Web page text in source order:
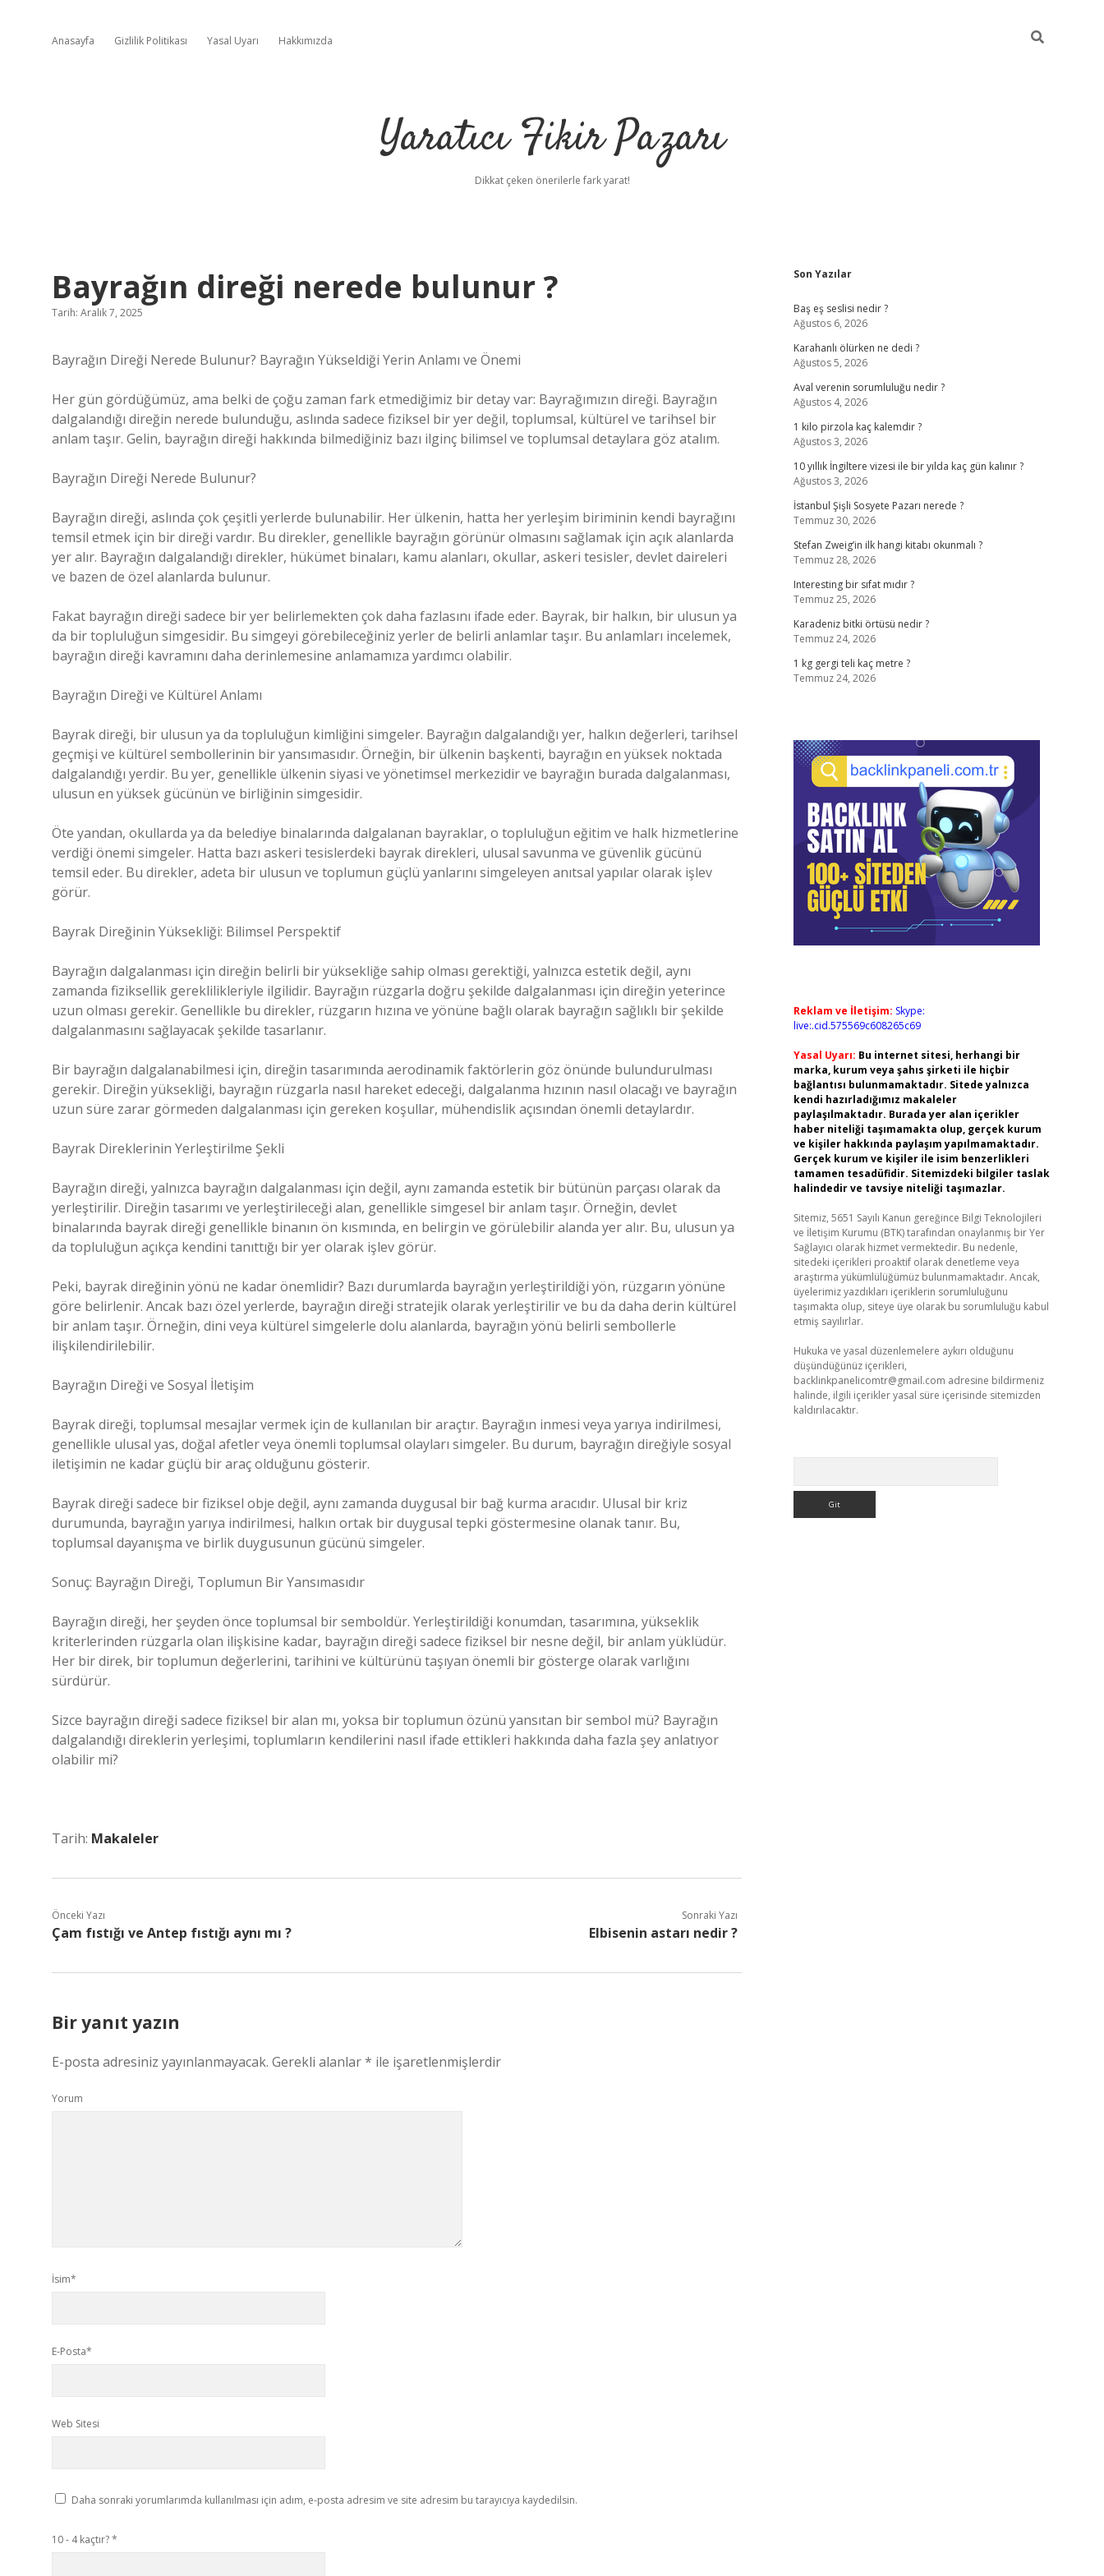
Anasayfa Gizlilik Politikası Yasal Uyarı Hakkımızda
Yaratıcı Fikir Pazarı
Dikkat çeken önerilerle fark yarat!
Bayrağın direği nerede bulunur ?
Tarih: Aralık 7, 2025
Bayrağın Direği Nerede Bulunur? Bayrağın Yükseldiği Yerin Anlamı ve Önemi
Her gün gördüğümüz, ama belki de çoğu zaman fark etmediğimiz bir detay var: Bayrağımızın direği. Bayrağın
dalgalandığı direğin nerede bulunduğu, aslında sadece fiziksel bir yer değil, toplumsal, kültürel ve tarihsel bir
anlam taşır. Gelin, bayrağın direği hakkında bilmediğiniz bazı ilginç bilimsel ve toplumsal detaylara göz atalım.
Bayrağın Direği Nerede Bulunur?
Bayrağın direği, aslında çok çeşitli yerlerde bulunabilir. Her ülkenin, hatta her yerleşim biriminin kendi bayrağını
temsil etmek için bir direği vardır. Bu direkler, genellikle bayrağın görünür olmasını sağlamak için açık alanlarda
yer alır. Bayrağın dalgalandığı direkler, hükümet binaları, kamu alanları, okullar, askeri tesisler, devlet daireleri
ve bazen de özel alanlarda bulunur.
Fakat bayrağın direği sadece bir yer belirlemekten çok daha fazlasını ifade eder. Bayrak, bir halkın, bir ulusun ya
da bir topluluğun simgesidir. Bu simgeyi görebileceğiniz yerler de belirli anlamlar taşır. Bu anlamları incelemek,
bayrağın direği kavramını daha derinlemesine anlamamıza yardımcı olabilir.
Bayrağın Direği ve Kültürel Anlamı
Bayrak direği, bir ulusun ya da topluluğun kimliğini simgeler. Bayrağın dalgalandığı yer, halkın değerleri, tarihsel
geçmişi ve kültürel sembollerinin bir yansımasıdır. Örneğin, bir ülkenin başkenti, bayrağın en yüksek noktada
dalgalandığı yerdir. Bu yer, genellikle ülkenin siyasi ve yönetimsel merkezidir ve bayrağın burada dalgalanması,
ulusun en yüksek gücünün ve birliğinin simgesidir.
Öte yandan, okullarda ya da belediye binalarında dalgalanan bayraklar, o topluluğun eğitim ve halk hizmetlerine
verdiği önemi simgeler. Hatta bazı askeri tesislerdeki bayrak direkleri, ulusal savunma ve güvenlik gücünü
temsil eder. Bu direkler, adeta bir ulusun ve toplumun güçlü yanlarını simgeleyen anıtsal yapılar olarak işlev
görür.
Bayrak Direğinin Yüksekliği: Bilimsel Perspektif
Bayrağın dalgalanması için direğin belirli bir yüksekliğe sahip olması gerektiği, yalnızca estetik değil, aynı
zamanda fiziksellik gereklilikleriyle ilgilidir. Bayrağın rüzgarla doğru şekilde dalgalanması için direğin yeterince
uzun olması gerekir. Genellikle bu direkler, rüzgarın hızına ve yönüne bağlı olarak bayrağın sağlıklı bir şekilde
dalgalanmasını sağlayacak şekilde tasarlanır.
Bir bayrağın dalgalanabilmesi için, direğin tasarımında aerodinamik faktörlerin göz önünde bulundurulması
gerekir. Direğin yüksekliği, bayrağın rüzgarla nasıl hareket edeceği, dalgalanma hızının nasıl olacağı ve bayrağın
uzun süre zarar görmeden dalgalanması için gereken koşullar, mühendislik açısından önemli detaylardır.
Bayrak Direklerinin Yerleştirilme Şekli
Bayrağın direği, yalnızca bayrağın dalgalanması için değil, aynı zamanda estetik bir bütünün parçası olarak da
yerleştirilir. Direğin tasarımı ve yerleştirileceği alan, genellikle simgesel bir anlam taşır. Örneğin, devlet
binalarında bayrak direği genellikle binanın ön kısmında, en belirgin ve görülebilir alanda yer alır. Bu, ulusun ya
da topluluğun açıkça kendini tanıttığı bir yer olarak işlev görür.
Peki, bayrak direğinin yönü ne kadar önemlidir? Bazı durumlarda bayrağın yerleştirildiği yön, rüzgarın yönüne
göre belirlenir. Ancak bazı özel yerlerde, bayrağın direği stratejik olarak yerleştirilir ve bu da daha derin kültürel
bir anlam taşır. Örneğin, dini veya kültürel simgelerle dolu alanlarda, bayrağın yönü belirli sembollerle
ilişkilendirilebilir.
Bayrağın Direği ve Sosyal İletişim
Bayrak direği, toplumsal mesajlar vermek için de kullanılan bir araçtır. Bayrağın inmesi veya yarıya indirilmesi,
genellikle ulusal yas, doğal afetler veya önemli toplumsal olayları simgeler. Bu durum, bayrağın direğiyle sosyal
iletişimin ne kadar güçlü bir araç olduğunu gösterir.
Bayrak direği sadece bir fiziksel obje değil, aynı zamanda duygusal bir bağ kurma aracıdır. Ulusal bir kriz
durumunda, bayrağın yarıya indirilmesi, halkın ortak bir duygusal tepki göstermesine olanak tanır. Bu,
toplumsal dayanışma ve birlik duygusunun gücünü simgeler.
Sonuç: Bayrağın Direği, Toplumun Bir Yansımasıdır
Bayrağın direği, her şeyden önce toplumsal bir semboldür. Yerleştirildiği konumdan, tasarımına, yükseklik
kriterlerinden rüzgarla olan ilişkisine kadar, bayrağın direği sadece fiziksel bir nesne değil, bir anlam yüklüdür.
Her bir direk, bir toplumun değerlerini, tarihini ve kültürünü taşıyan önemli bir gösterge olarak varlığını
sürdürür.
Sizce bayrağın direği sadece fiziksel bir alan mı, yoksa bir toplumun özünü yansıtan bir sembol mü? Bayrağın
dalgalandığı direklerin yerleşimi, toplumların kendilerini nasıl ifade ettikleri hakkında daha fazla şey anlatıyor
olabilir mi?
Tarih: Makaleler
Önceki Yazı
Çam fıstığı ve Antep fıstığı aynı mı ?
Sonraki Yazı
Elbisenin astarı nedir ?
Bir yanıt yazın
E-posta adresiniz yayınlanmayacak. Gerekli alanlar* ile işaretlenmişlerdir
Yorum
İsim*
E-Posta*
Web Sitesi
Daha sonraki yorumlarımda kullanılması için adım, e-posta adresim ve site adresim bu tarayıcıya kaydedilsin.
10 - 4 kaçtır?*
Sidebar
Son Yazılar
Baş eş seslisi nedir ?
Ağustos 6, 2026
Karahanlı ölürken ne dedi ?
Ağustos 5, 2026
Aval verenin sorumluluğu nedir ?
Ağustos 4, 2026
1 kilo pirzola kaç kalemdir ?
Ağustos 3, 2026
10 yıllık İngiltere vizesi ile bir yılda kaç gün kalınır ?
Ağustos 3, 2026
İstanbul Şişli Sosyete Pazarı nerede ?
Temmuz 30, 2026
Stefan Zweig’in ilk hangi kitabı okunmalı ?
Temmuz 28, 2026
Interesting bir sıfat mıdır ?
Temmuz 25, 2026
Karadeniz bitki örtüsü nedir ?
Temmuz 24, 2026
1 kg gergi teli kaç metre ?
Temmuz 24, 2026
Reklam ve İletişim: Skype:
live:.cid.575569c608265c69
Yasal Uyarı: Bu internet sitesi, herhangi bir
marka, kurum veya şahıs şirketi ile hiçbir
bağlantısı bulunmamaktadır. Sitede yalnızca
kendi hazırladığımız makaleler
paylaşılmaktadır. Burada yer alan içerikler
haber niteliği taşımamakta olup, gerçek kurum
ve kişiler hakkında paylaşım yapılmamaktadır.
Gerçek kurum ve kişiler ile isim benzerlikleri
tamamen tesadüfidir. Sitemizdeki bilgiler taslak
halindedir ve tavsiye niteliği taşımazlar.
Sitemiz, 5651 Sayılı Kanun gereğince Bilgi Teknolojileri
ve İletişim Kurumu (BTK) tarafından onaylanmış bir Yer
Sağlayıcı olarak hizmet vermektedir. Bu nedenle,
sitedeki içerikleri proaktif olarak denetleme veya
araştırma yükümlülüğümüz bulunmamaktadır. Ancak,
üyelerimiz yazdıkları içeriklerin sorumluluğunu
taşımakta olup, siteye üye olarak bu sorumluluğu kabul
etmiş sayılırlar.
Hukuka ve yasal düzenlemelere aykırı olduğunu
düşündüğünüz içerikleri,
backlinkpanelicomtr@gmail.com adresine bildirmeniz
halinde, ilgili içerikler yasal süre içerisinde sitemizden
kaldırılacaktır.